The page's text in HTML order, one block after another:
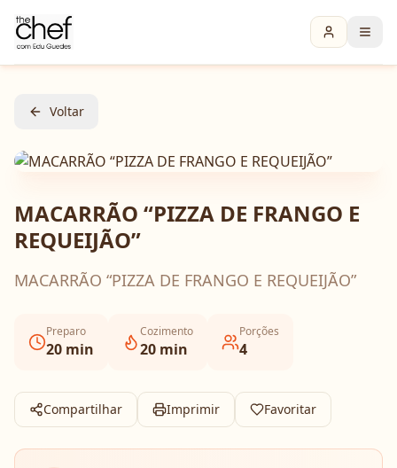
Voltar
MACARRÃO “PIZZA DE FRANGO E
REQUEIJÃO”
MACARRÃO “PIZZA DE FRANGO E REQUEIJÃO”
Preparo
20 min
Cozimento
20 min
Porções
4
Compartilhar Imprimir Favoritar